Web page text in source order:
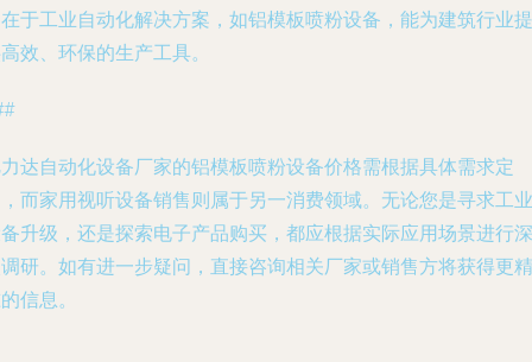
于工业自动化解决方案，如铝模板喷粉设备，能为建筑行业提
效、环保的生产工具。
达自动化设备厂家的铝模板喷粉设备价格需根据具体需求定
而家用视听设备销售则属于另一消费领域。无论您是寻求工业
升级，还是探索电子产品购买，都应根据实际应用场景进行深
研。如有进一步疑问，直接咨询相关厂家或销售方将获得更精
信息。